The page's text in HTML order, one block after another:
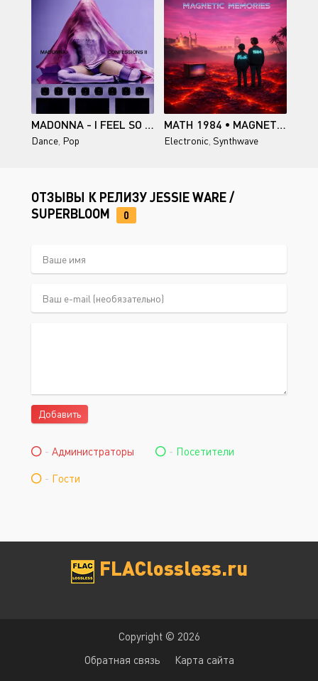
MADONNA - I FEEL SO FREE [SINGLE]
Dance Pop
MATH 1984 • MAGNETIC MEMORIES
Electronic Synthwave
ОТЗЫВЫ К РЕЛИЗУ JESSIE WARE /
SUPERBLOOM
0
Добавить
- Администраторы - Посетители
- Гости
FLAClossless.ru
Copyright © 2026
Обратная связь
Карта сайта